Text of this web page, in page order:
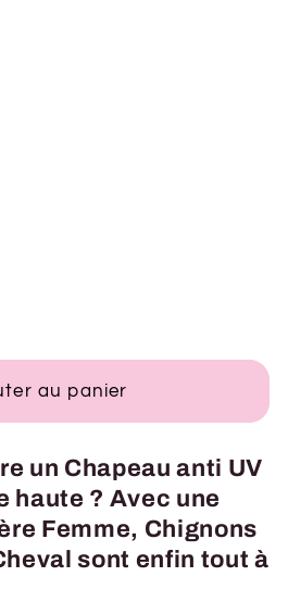
au panier
un Chapeau anti UV
haute ? Avec une
Femme, Chignons
sont enfin tout à